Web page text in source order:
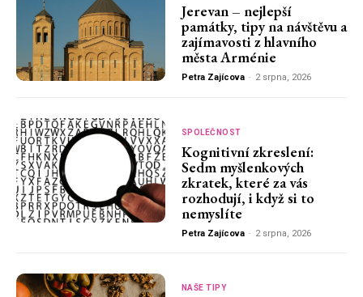
Jerevan – nejlepší
památky, tipy na návštěvu a
zajímavosti z hlavního
města Arménie
Petra Zajícova - 2 srpna, 2026
SPOLEČNOST
Kognitivní zkreslení:
Sedm myšlenkových
zkratek, které za vás
rozhodují, i když si to
nemyslíte
Petra Zajícova - 2 srpna, 2026
NAŠE TIPY